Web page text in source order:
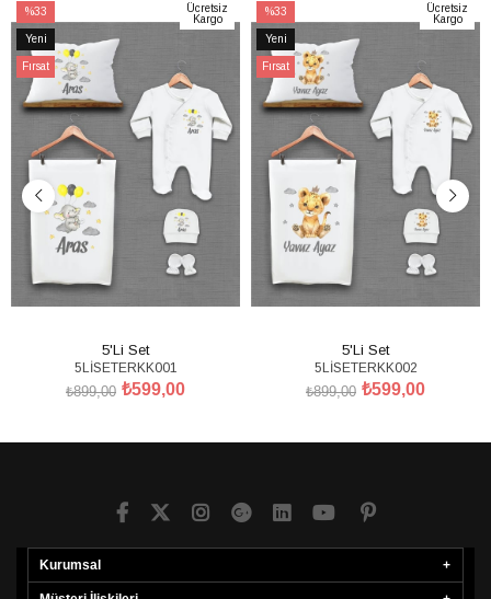
%33
İndirim
%33İndirim
Yeni
Ürün
Fırsat
Ürünü
Ücretsiz
Kargo
5'Li Set
5LİSETERKK001
₺599,00
₺899,00
%33
İndirim
%33İndirim
Yeni
Ürün
Fırsat
Ürünü
Ücretsiz
Kargo
5'Li Set
5LİSETERKK002
₺599,00
₺899,00
Kurumsal